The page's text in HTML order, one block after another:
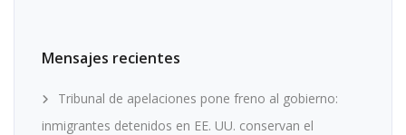
Mensajes recientes
Tribunal de apelaciones pone freno al gobierno:
inmigrantes detenidos en EE. UU. conservan el